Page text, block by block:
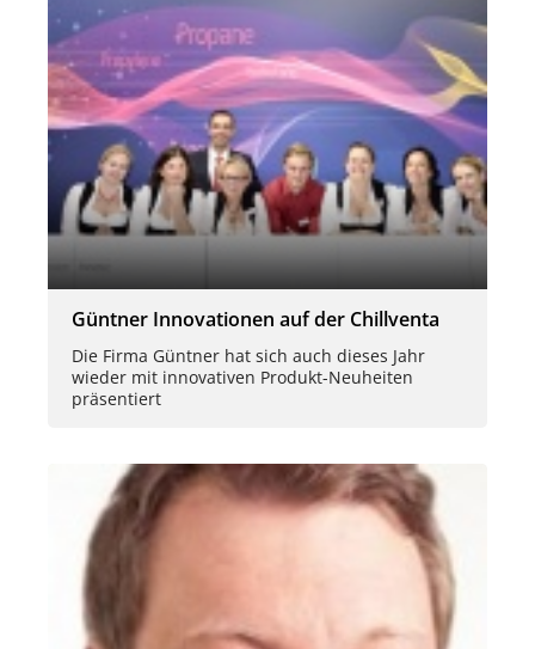
Güntner Innovationen auf der Chillventa
Die Firma Güntner hat sich auch dieses Jahr
wieder mit innovativen Produkt-Neuheiten
präsentiert